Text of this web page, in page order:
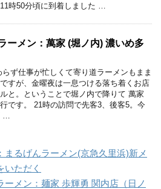
時50分頃に到着しました …
ーメン：萬家 (堀ノ内) 濃いめ多
ず仕事が忙しくて寄り道ラーメンもまま
すが、金曜夜は一息つける落ち着くお店
と。ということで堀ノ内で降りて 萬家
です。 21時の訪問で先客3、後客5。今
…
まるげんラーメン(京急久里浜)新メ
いただく
ーメン：麺家 歩輝勇 関内店（日ノ